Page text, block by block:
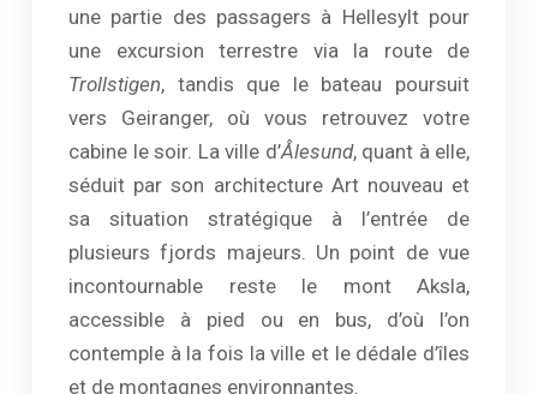
une partie des passagers à Hellesylt pour
une excursion terrestre via la route de
Trollstigen, tandis que le bateau poursuit
vers Geiranger, où vous retrouvez votre
cabine le soir. La ville d’Ålesund, quant à elle,
séduit par son architecture Art nouveau et
sa situation stratégique à l’entrée de
plusieurs fjords majeurs. Un point de vue
incontournable reste le mont Aksla,
accessible à pied ou en bus, d’où l’on
contemple à la fois la ville et le dédale d’îles
et de montagnes environnantes.